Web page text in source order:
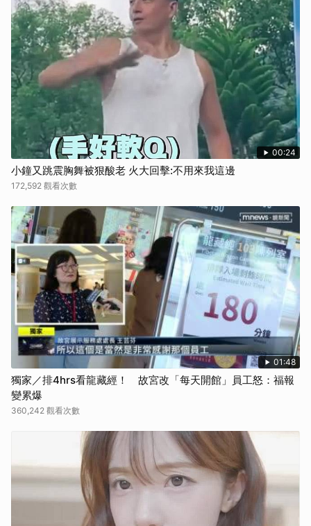
00:24
小鐘又跳震胸舞被狠酸老 火大回擊:不用來我這邊
172,592 觀看次數
01:48
獨家／排4hrs看龍藏經！ 故宮改「每天開館」員工怒：福報
變累爆
360,242 觀看次數
取消